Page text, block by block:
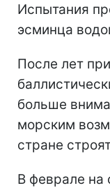
Испытания
эсминца
После лет
больше
морским
стране
В феврале на